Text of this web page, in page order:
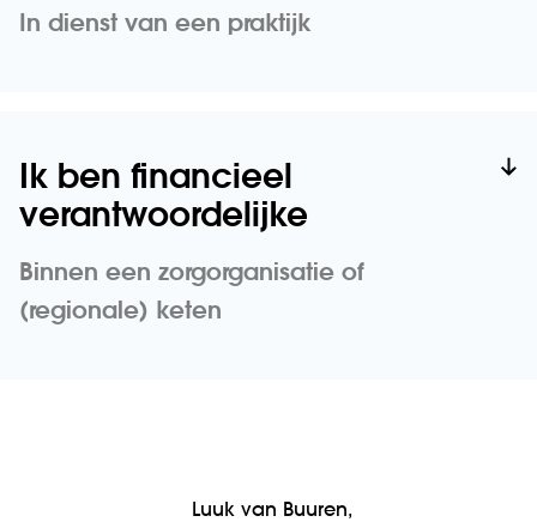
In dienst van een praktijk
Ik ben financieel
verantwoordelijke
Binnen een zorgorganisatie of
(regionale) keten
Luuk van Buuren,